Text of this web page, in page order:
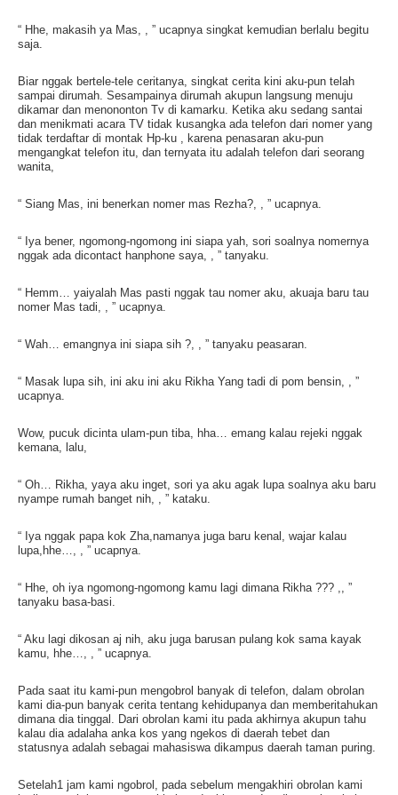
“ Hhe, makasih ya Mas, , ” ucapnya singkat kemudian berlalu begitu
saja.
Biar nggak bertele-tele ceritanya, singkat cerita kini aku-pun telah
sampai dirumah. Sesampainya dirumah akupun langsung menuju
dikamar dan menononton Tv di kamarku. Ketika aku sedang santai
dan menikmati acara TV tidak kusangka ada telefon dari nomer yang
tidak terdaftar di montak Hp-ku , karena penasaran aku-pun
mengangkat telefon itu, dan ternyata itu adalah telefon dari seorang
wanita,
“ Siang Mas, ini benerkan nomer mas Rezha?, , ” ucapnya.
“ Iya bener, ngomong-ngomong ini siapa yah, sori soalnya nomernya
nggak ada dicontact hanphone saya, , ” tanyaku.
“ Hemm… yaiyalah Mas pasti nggak tau nomer aku, akuaja baru tau
nomer Mas tadi, , ” ucapnya.
“ Wah… emangnya ini siapa sih ?, , ” tanyaku peasaran.
“ Masak lupa sih, ini aku ini aku Rikha Yang tadi di pom bensin, , ”
ucapnya.
Wow, pucuk dicinta ulam-pun tiba, hha… emang kalau rejeki nggak
kemana, lalu,
“ Oh… Rikha, yaya aku inget, sori ya aku agak lupa soalnya aku baru
nyampe rumah banget nih, , ” kataku.
“ Iya nggak papa kok Zha,namanya juga baru kenal, wajar kalau
lupa,hhe…, , ” ucapnya.
“ Hhe, oh iya ngomong-ngomong kamu lagi dimana Rikha ??? ,, ”
tanyaku basa-basi.
“ Aku lagi dikosan aj nih, aku juga barusan pulang kok sama kayak
kamu, hhe…, , ” ucapnya.
Pada saat itu kami-pun mengobrol banyak di telefon, dalam obrolan
kami dia-pun banyak cerita tentang kehidupanya dan memberitahukan
dimana dia tinggal. Dari obrolan kami itu pada akhirnya akupun tahu
kalau dia adalaha anka kos yang ngekos di daerah tebet dan
statusnya adalah sebagai mahasiswa dikampus daerah taman puring.
Setelah1 jam kami ngobrol, pada sebelum mengakhiri obrolan kami